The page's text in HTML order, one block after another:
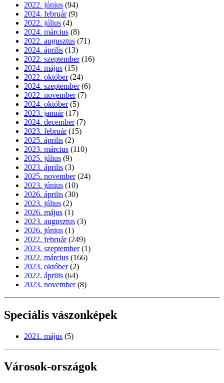
2022. június (94)
2024. február (9)
2022. július (4)
2024. március (8)
2022. augusztus (71)
2024. április (13)
2022. szeptember (16)
2024. május (15)
2022. október (24)
2024. szeptember (6)
2022. november (7)
2024. október (5)
2023. január (17)
2024. december (7)
2023. február (15)
2025. április (2)
2023. március (110)
2025. július (9)
2023. április (3)
2025. november (24)
2023. június (10)
2026. április (30)
2023. július (2)
2026. május (1)
2023. augusztus (3)
2026. június (1)
2022. február (249)
2023. szeptember (1)
2022. március (166)
2023. október (2)
2022. április (64)
2023. november (8)
Speciális vászonképek
2021. május (5)
Városok-országok